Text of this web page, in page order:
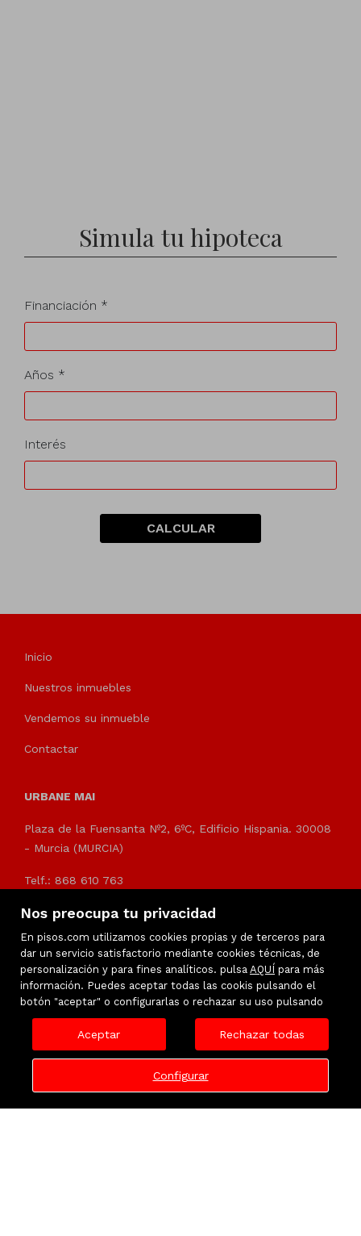
Nos preocupa tu privacidad
En pisos.com utilizamos cookies propias y de terceros para
dar un servicio satisfactorio mediante cookies técnicas, de
personalización y para fines analíticos. pulsa AQUÍ para más
información. Puedes aceptar todas las cookis pulsando el
botón "aceptar" o configurarlas o rechazar su uso pulsando
Aceptar Rechazar todas
Configurar
Simula tu hipoteca
Financiación *
Años *
Interés
CALCULAR
Inicio
Nuestros inmuebles
Vendemos su inmueble
Contactar
URBANE MAI
Plaza de la Fuensanta Nº2, 6ºC, Edificio Hispania. 30008
- Murcia (MURCIA)
Telf.: 868 610 763
info@urbanemurcia.es